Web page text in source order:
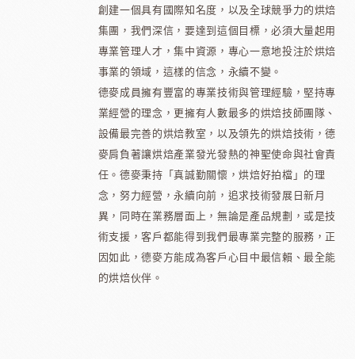
創建一個具有國際知名度，以及全球競爭力的烘焙
集團，我們深信，要達到這個目標，必須大量起用
專業管理人才，集中資源，專心一意地投注於烘焙
事業的領域，這樣的信念，永續不變。
德麥成員擁有豐富的專業技術與管理經驗，堅持專
業經營的理念，更擁有人數最多的烘焙技師團隊、
設備最完善的烘焙教室，以及領先的烘焙技術，德
麥肩負著讓烘焙產業發光發熱的神聖使命與社會責
任。德麥秉持「真誠勤關懷，烘焙好拍檔」的理
念，努力經營，永續向前，追求技術發展日新月
異，同時在業務層面上，無論是產品規劃，或是技
術支援，客戶都能得到我們最專業完整的服務，正
因如此，德麥方能成為客戶心目中最信賴、最全能
的烘焙伙伴。